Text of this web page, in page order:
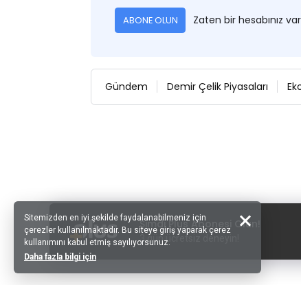
ABONE OLUN Zaten bir hesabınız
Gündem Demir Çelik Piyasaları
Şimdi Plus Abonesi Olun!
3 gün ücretsiz deneyin!
Sitemizden en iyi şekilde faydalanabilmeniz için
çerezler kullanılmaktadır. Bu siteye giriş yaparak çerez
kullanımını kabul etmiş sayılıyorsunuz.
Daha fazla bilgi için